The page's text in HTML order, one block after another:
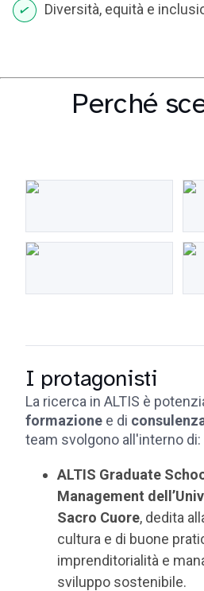
Diversità, equità e
Perché
I protagonisti
La ricerca in ALTIS è
formazione e di
team svolgono all'interno di:
ALTIS Graduate
Management
Sacro Cuore, dedita
cultura e di buone
imprenditorialità e
sviluppo sostenibile.